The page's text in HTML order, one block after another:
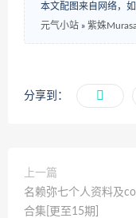
本文配图来自网络，
元气小站 » 紫姝
分享到：
上一篇
名赖弥七个人资料及
合集[更至15期]